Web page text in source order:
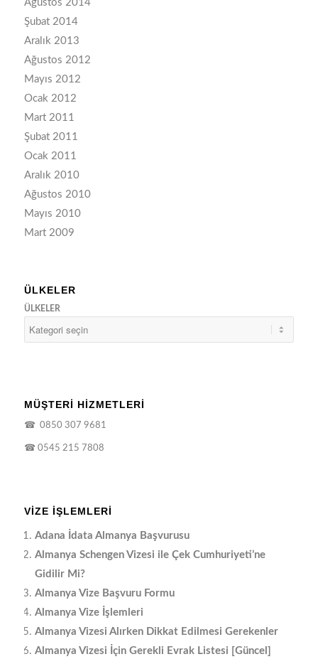
Ağustos 2014
Şubat 2014
Aralık 2013
Ağustos 2012
Mayıs 2012
Ocak 2012
Mart 2011
Şubat 2011
Ocak 2011
Aralık 2010
Ağustos 2010
Mayıs 2010
Mart 2009
ÜLKELER
ÜLKELER
MÜŞTERİ HİZMETLERİ
☎0850 307 9681
☎0545 215 7808
VIZE İŞLEMLERI
Adana İdata Almanya Başvurusu
Almanya Schengen Vizesi ile Çek Cumhuriyeti’ne
Gidilir Mi?
Almanya Vize Başvuru Formu
Almanya Vize İşlemleri
Almanya Vizesi Alırken Dikkat Edilmesi Gerekenler
Almanya Vizesi İçin Gerekli Evrak Listesi [Güncel]